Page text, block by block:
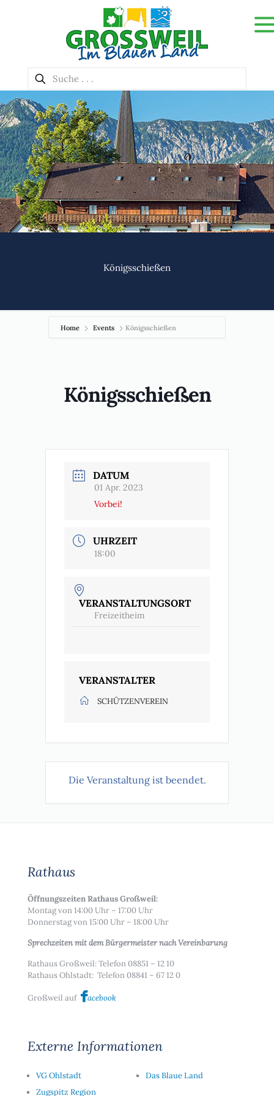
Königsschießen
Home Events Königsschießen
Königsschießen
DATUM
01 Apr. 2023
Vorbei!
UHRZEIT
18:00
VERANSTALTUNGSORT
Freizeitheim
VERANSTALTER
SCHÜTZENVEREIN
Die Veranstaltung ist beendet.
Rathaus
Öffnungszeiten Rathaus Großweil:
Montag von 14:00 Uhr – 17:00 Uhr
Donnerstag von 15:00 Uhr – 18:00 Uhr
Sprechzeiten mit dem Bürgermeister nach Vereinbarung
Rathaus Großweil: Telefon 08851 – 12 10
Rathaus Ohlstadt: Telefon 08841 – 67 12 0
Großweil auf acebook
Externe Informationen
VG Ohlstadt
Zugspitz Region
Das Blaue Land